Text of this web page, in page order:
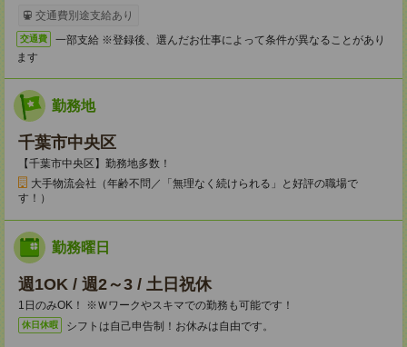
交通費別途支給あり
交通費
一部支給 ※登録後、選んだお仕事によって条件が異なることがあり
ます
勤務地
千葉市中央区
【千葉市中央区】勤務地多数！
大手物流会社（年齢不問／「無理なく続けられる」と好評の職場で
す！）
勤務曜日
週1OK / 週2～3 / 土日祝休
1日のみOK！ ※Ｗワークやスキマでの勤務も可能です！
休日休暇 シフトは自己申告制！お休みは自由です。